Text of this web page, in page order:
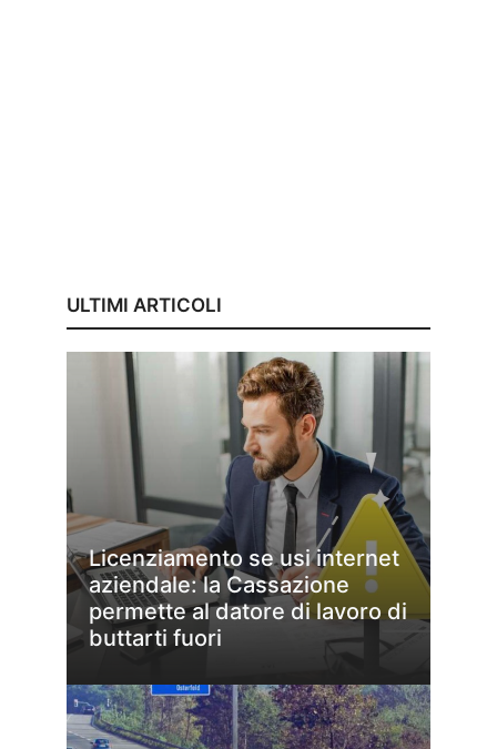
ULTIMI ARTICOLI
Licenziamento se usi internet
aziendale: la Cassazione
permette al datore di lavoro di
buttarti fuori